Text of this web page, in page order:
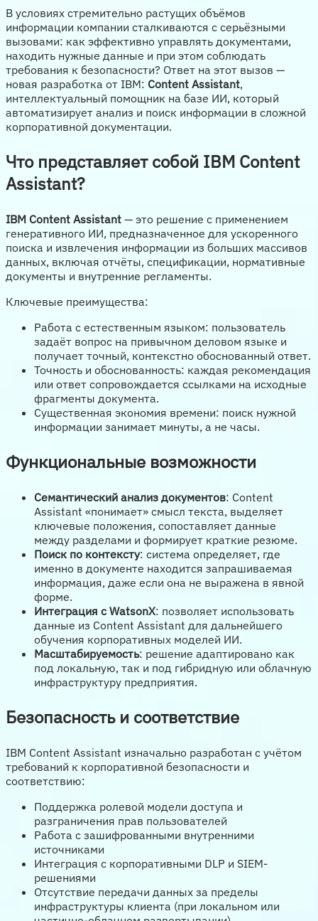
В условиях стремительно растущих объёмов
информации компании сталкиваются с серьёзными
вызовами: как эффективно управлять документами,
находить нужные данные и при этом соблюдать
требования к безопасности? Ответ на этот вызов —
новая разработка от IBM: Content Assistant,
интеллектуальный помощник на базе ИИ, который
автоматизирует анализ и поиск информации в сложной
корпоративной документации.
Что представляет собой IBM Content
Assistant?
IBM Content Assistant — это решение с применением
генеративного ИИ, предназначенное для ускоренного
поиска и извлечения информации из больших массивов
данных, включая отчёты, спецификации, нормативные
документы и внутренние регламенты.
Ключевые преимущества:
Работа с естественным языком: пользователь
задаёт вопрос на привычном деловом языке и
получает точный, контекстно обоснованный ответ.
Точность и обоснованность: каждая рекомендация
или ответ сопровождается ссылками на исходные
фрагменты документа.
Существенная экономия времени: поиск нужной
информации занимает минуты, а не часы.
Функциональные возможности
Семантический анализ документов: Content
Assistant «понимает» смысл текста, выделяет
ключевые положения, сопоставляет данные
между разделами и формирует краткие резюме.
Поиск по контексту: система определяет, где
именно в документе находится запрашиваемая
информация, даже если она не выражена в явной
форме.
Интеграция с WatsonX: позволяет использовать
данные из Content Assistant для дальнейшего
обучения корпоративных моделей ИИ.
Масштабируемость: решение адаптировано как
под локальную, так и под гибридную или облачную
инфраструктуру предприятия.
Безопасность и соответствие
IBM Content Assistant изначально разработан с учётом
требований к корпоративной безопасности и
соответствию:
Поддержка ролевой модели доступа и
разграничения прав пользователей
Работа с зашифрованными внутренними
источниками
Интеграция с корпоративными DLP и SIEM-
решениями
Отсутствие передачи данных за пределы
инфраструктуры клиента (при локальном или